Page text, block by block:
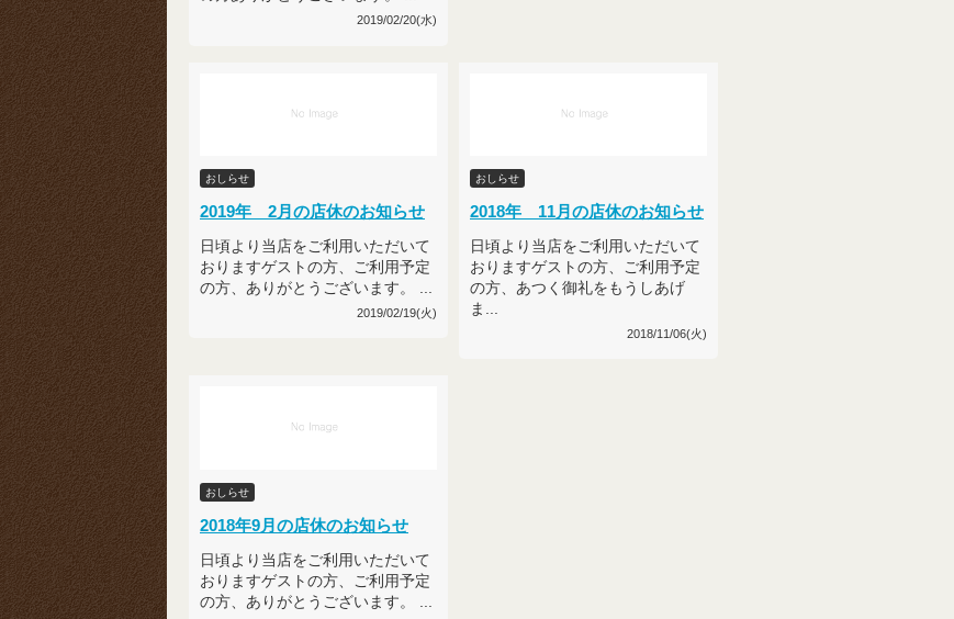
2019/02/20(水)
おしらせ
2019年 2月の店休のお知らせ
日頃より当店をご利用いただいて
おりますゲストの方、ご利用予定
の方、ありがとうございます。 ...
2019/02/19(火)
おしらせ
2018年 11月の店休のお知らせ
日頃より当店をご利用いただいて
おりますゲストの方、ご利用予定
の方、あつく御礼をもうしあげ
ま...
2018/11/06(火)
おしらせ
2018年9月の店休のお知らせ
日頃より当店をご利用いただいて
おりますゲストの方、ご利用予定
の方、ありがとうございます。 ...